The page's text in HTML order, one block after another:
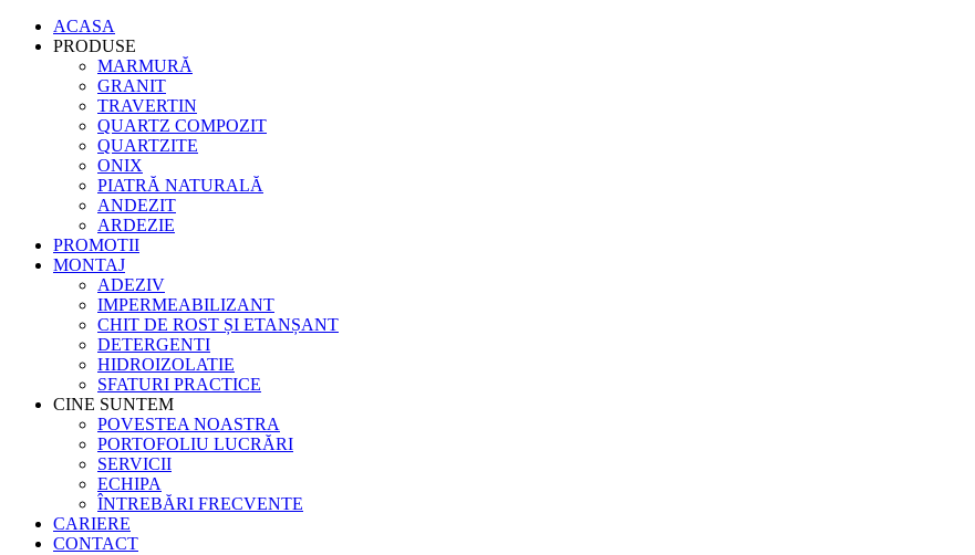
ACASA
PRODUSE
MARMURĂ
GRANIT
TRAVERTIN
QUARTZ COMPOZIT
QUARTZITE
ONIX
PIATRĂ NATURALĂ
ANDEZIT
ARDEZIE
PROMOTII
MONTAJ
ADEZIV
IMPERMEABILIZANT
CHIT DE ROST ȘI ETANȘANT
DETERGENTI
HIDROIZOLATIE
SFATURI PRACTICE
CINE SUNTEM
POVESTEA NOASTRA
PORTOFOLIU LUCRĂRI
SERVICII
ECHIPA
ÎNTREBĂRI FRECVENTE
CARIERE
CONTACT